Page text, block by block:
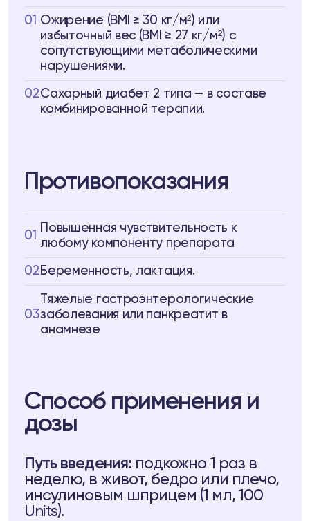
01 Ожирение (BMI ≥ 30 кг/м²) или
избыточный вес (BMI ≥ 27 кг/м²) с
сопутствующими метаболическими
нарушениями.
02Сахарный диабет 2 типа — в составе
комбинированной терапии.
Противопоказания
01
Повышенная чувствительность к
любому компоненту препарата
02 Беременность, лактация.
03
Тяжелые гастроэнтерологические
заболевания или панкреатит в
анамнезе
Способ применения и
дозы
Путь введения: подкожно 1 раз в
неделю, в живот, бедро или плечо,
инсулиновым шприцем (1 мл, 100
Units).